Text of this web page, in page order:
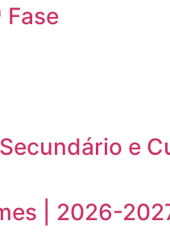
e
| 2026-